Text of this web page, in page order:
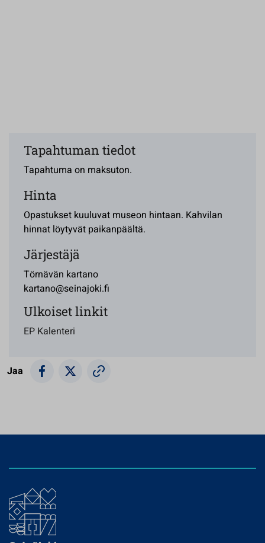
Tapahtuman tiedot
Tapahtuma on maksuton.
Hinta
Opastukset kuuluvat museon hintaan. Kahvilan
hinnat löytyvät paikanpäältä.
Järjestäjä
Törnävän kartano
kartano@seinajoki.fi
Ulkoiset linkit
EP Kalenteri
Jaa